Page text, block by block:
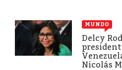
MUNDO
Delcy
Nicolás